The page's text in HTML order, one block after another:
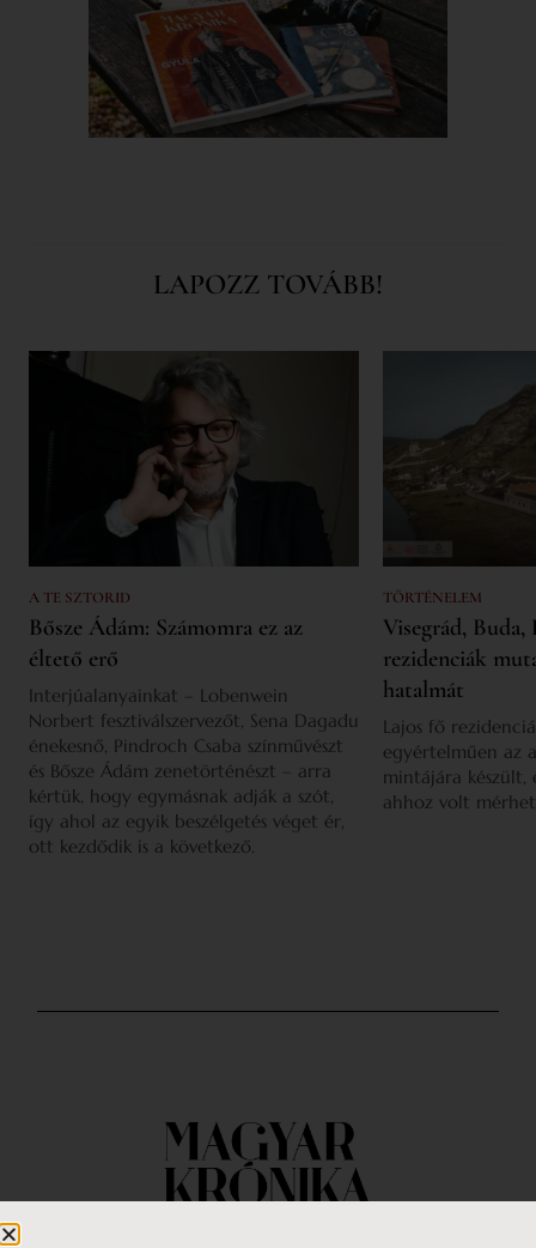
LAPOZZ TOVÁBB!
A TE SZTORID
Bősze Ádám: Számomra ez az
éltető erő
Interjúalanyainkat – Lobenwein
Norbert fesztiválszervezőt, Sena Dagadu
énekesnő, Pindroch Csaba színművészt
és Bősze Ádám zenetörténészt – arra
kértük, hogy egymásnak adják a szót,
így ahol az egyik beszélgetés véget ér,
ott kezdődik is a következő.
TÖRTÉNELEM
Visegrád,
rezidenciák
hatalmát
Lajos fő
egyértelműen az
mintájára készült,
ahhoz volt